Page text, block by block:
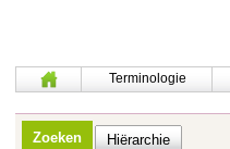
Terminologie
Zoeken Hiërarchie